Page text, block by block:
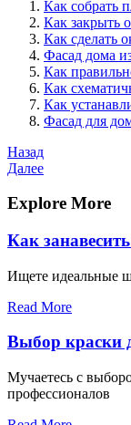
Как собрать
Как закрыть
Как сделать
Фасад дома
Как
Как
Как
Фасад для
Навигация
по
записям
Предыдущая
запись
Назад
Следующая
Далее
Explore More
Как
Ищете идеальные
Read More
Выбор краски
Мучаетесь с
профессионалов